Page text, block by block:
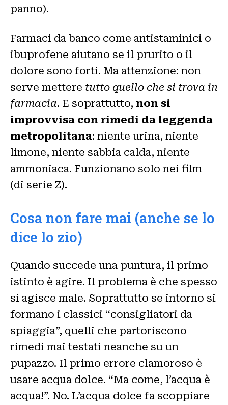
panno).
Farmaci da banco come antistaminici o
ibuprofene aiutano se il prurito o il
dolore sono forti. Ma attenzione: non
serve mettere tutto quello che si trova in
farmacia. E soprattutto, non si
improvvisa con rimedi da leggenda
metropolitana: niente urina, niente
limone, niente sabbia calda, niente
ammoniaca. Funzionano solo nei film
(di serie Z).
Cosa non fare mai (anche se lo
dice lo zio)
Quando succede una puntura, il primo
istinto è agire. Il problema è che spesso
si agisce male. Soprattutto se intorno si
formano i classici “consigliatori da
spiaggia”, quelli che partoriscono
rimedi mai testati neanche su un
pupazzo. Il primo errore clamoroso è
usare acqua dolce. “Ma come, l’acqua è
acqua!”. No. L’acqua dolce fa scoppiare